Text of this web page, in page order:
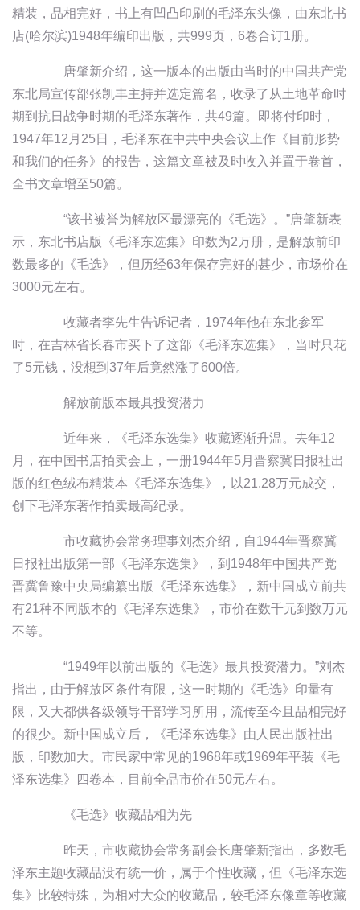
精装，品相完好，书上有凹凸印刷的毛泽东头像，由东北书
店(哈尔滨)1948年编印出版，共999页，6卷合订1册。
唐肇新介绍，这一版本的出版由当时的中国共产党
东北局宣传部张凯丰主持并选定篇名，收录了从土地革命时
期到抗日战争时期的毛泽东著作，共49篇。即将付印时，
1947年12月25日，毛泽东在中共中央会议上作《目前形势
和我们的任务》的报告，这篇文章被及时收入并置于卷首，
全书文章增至50篇。
“该书被誉为解放区最漂亮的《毛选》。”唐肇新表
示，东北书店版《毛泽东选集》印数为2万册，是解放前印
数最多的《毛选》，但历经63年保存完好的甚少，市场价在
3000元左右。
收藏者李先生告诉记者，1974年他在东北参军
时，在吉林省长春市买下了这部《毛泽东选集》，当时只花
了5元钱，没想到37年后竟然涨了600倍。
解放前版本最具投资潜力
近年来，《毛泽东选集》收藏逐渐升温。去年12
月，在中国书店拍卖会上，一册1944年5月晋察冀日报社出
版的红色绒布精装本《毛泽东选集》，以21.28万元成交，
创下毛泽东著作拍卖最高纪录。
市收藏协会常务理事刘杰介绍，自1944年晋察冀
日报社出版第一部《毛泽东选集》，到1948年中国共产党
晋冀鲁豫中央局编纂出版《毛泽东选集》，新中国成立前共
有21种不同版本的《毛泽东选集》，市价在数千元到数万元
不等。
“1949年以前出版的《毛选》最具投资潜力。”刘杰
指出，由于解放区条件有限，这一时期的《毛选》印量有
限，又大都供各级领导干部学习所用，流传至今且品相完好
的很少。新中国成立后，《毛泽东选集》由人民出版社出
版，印数加大。市民家中常见的1968年或1969年平装《毛
泽东选集》四卷本，目前全品市价在50元左右。
《毛选》收藏品相为先
昨天，市收藏协会常务副会长唐肇新指出，多数毛
泽东主题收藏品没有统一价，属于个性收藏，但《毛泽东选
集》比较特殊，为相对大众的收藏品，较毛泽东像章等收藏